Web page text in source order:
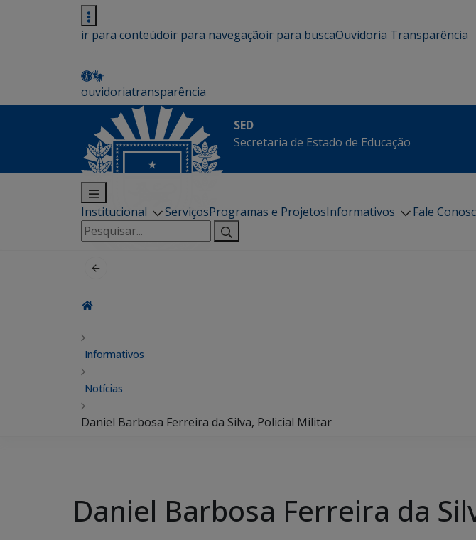
ir para conteúdoir para navegaçãoir para buscaOuvidoria Transparência
ouvidoriatransparência
SED
Secretaria de Estado de Educação
Institucional ServiçosProgramas e ProjetosInformativos Fale
Pesquisar
por:
Informativos
Notícias
Daniel Barbosa Ferreira da Silva, Policial Militar
Daniel Barbosa Ferreira da